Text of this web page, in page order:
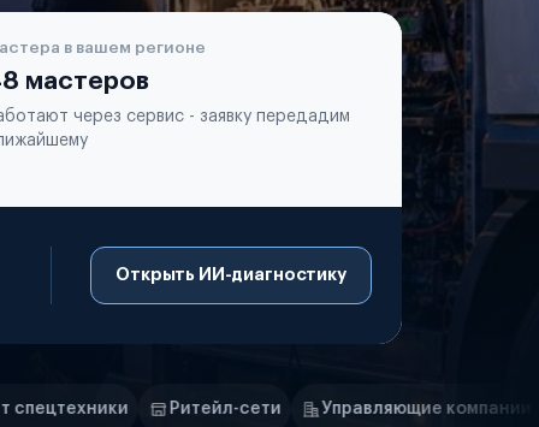
в вашем регионе
мастеров
через сервис - заявку передадим
Открыть ИИ-диагностику
сети Управляющие компании Страховые